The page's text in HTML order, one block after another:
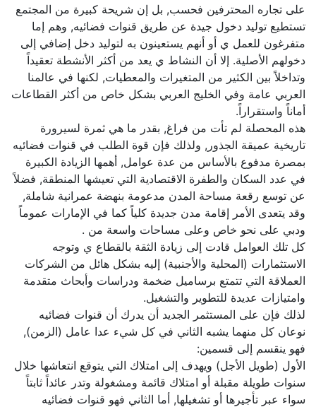
على تجاره المحترفين فحسب, بل إن شريحة كبيرة من المجتمع
تستطيع توليد دخول جيدة عن طريق قنوات فضائيه, وهم إما
متفرغون للعمل ي أو أنهم يستعينون به لتوليد دخل إضافي إلى
دخولهم الأصلية. إلا أن النشاط ي يعد من أكثر الأنشطة تعقيداً
وتداخلاً بين الكثير من المتغيرات والمعطيات, لكنها في عالمنا
العربي عامة وفي الخليج العربي بشكل خاص من أكثر القطاعات
أماناً واستقراراً.
هذه المحصلة لم تأت من فراغ, بقدر ما هي ثمرة لسيرورة
تاريخية عميقة الجذور, ولذلك فإن قوة الطلب في قنوات فضائيه
بمصرة مدفوع بالأساس من عدة عوامل, أهمها الزيادة الكبيرة
في عدد السكان والطفرة الاقتصادية التي تعيشها المنطقة, فضلاً
عن توسع رقعة مساحة المدن مدعومة بنهضة عمرانية شاملة,
وقد يتعدى الأمر إقامة مدن جديدة كلياً كما في الإمارات عموماً
ودبي على نحو خاص وعلى مساحات واسعة من .
كل تلك العوامل قادت إلى زيادة الثقة بالقطاع ي وتوجه
الاستثمارات (المحلية والأجنبية) إليه بشكل هائل من الشركات
العملاقة التي تتمتع برساميل ضخمة ودراسات وأبحاث متقدمة
وامتيازات عديدة للتطوير والتشغيل.
لذلك فإن على المستثمر الجديد أن يدرك أن قنوات فضائيه
نوعان كل منهما يشبه الثاني في كل شيء عدا عامل (الزمن),
فهو ينقسم إلى قسمين:
الأول (طويل الأجل) ويهدف إلى امتلاك التي يتوقع انتعاشها خلال
سنوات طويلة مقبلة أو امتلاك قائمة ومشغولة وتدر عائداً ثابتاً
سواء عبر تأجيرها أو تشغيلها, أما الثاني فهو قنوات فضائيه